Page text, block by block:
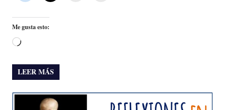
Me gusta esto:
Cargando...
LEER MÁS